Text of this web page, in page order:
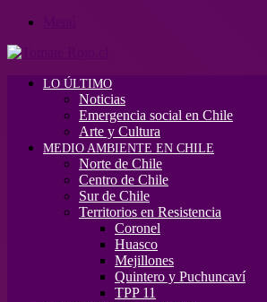
LO ÚLTIMO
Noticias
Emergencia social en Chile
Arte y Cultura
MEDIO AMBIENTE EN CHILE
Norte de Chile
Centro de Chile
Sur de Chile
Territorios en Resistencia
Coronel
Huasco
Mejillones
Quintero y Puchuncaví
TPP 11